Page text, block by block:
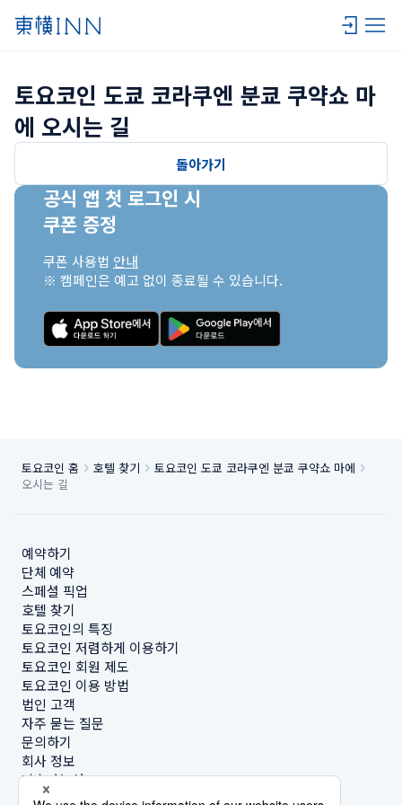
토요코인 도쿄 코라쿠엔 분쿄 쿠약쇼 마
에 오시는 길
돌아가기
공식 앱 첫 로그인 시
쿠폰 증정
쿠폰 사용법 안내
※ 캠페인은 예고 없이 종료될 수 있습니다.
토요코인 홈 호텔 찾기
토요코인 도쿄 코라쿠엔 분쿄 쿠약쇼 마에
오시는 길
예약하기
단체 예약
스페셜 픽업
호텔 찾기
토요코인의 특징
토요코인 저렴하게 이용하기
토요코인 회원 제도
토요코인 이용 방법
법인 고객
자주 묻는 질문
문의하기
회사 정보
지속가능성